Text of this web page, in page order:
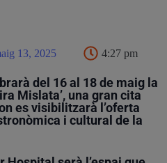
13, 2025 4:27 pm
del 16 al 18 de maig la
Mislata’, una gran cita
es visibilitzarà l’oferta
i cultural de la